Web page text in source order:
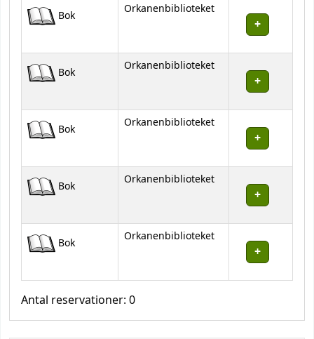
Bok Orkanenbiblioteket
Bok Orkanenbiblioteket
Bok Orkanenbiblioteket
Bok Orkanenbiblioteket
Bok Orkanenbiblioteket
Antal reservationer: 0